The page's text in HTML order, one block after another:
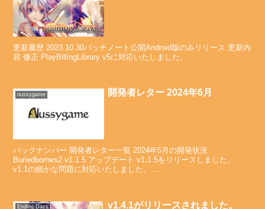
更新履歴 2023.10.30パッチノート公開Android版のみリリース 更新内
容 修正 PlayBillingLibrary v5に対応いたしました。
nussygame 開発者レター 2024年6月
バックナンバー 開発者レター一覧 2024年5月の開発状況
Buriedbornes2 v1.1.5 アップデート v1.1.5をリリースしました。
v1.1の細かな問題に対応いたしました。 ...
Ending Days v1.4.1がリリースされました。